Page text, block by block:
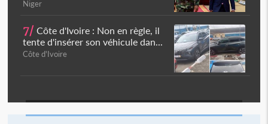
Niger
7/ Côte d'Ivoire : Non en règle, il
tente d'insérer son véhicule dan...
Côte d'Ivoire